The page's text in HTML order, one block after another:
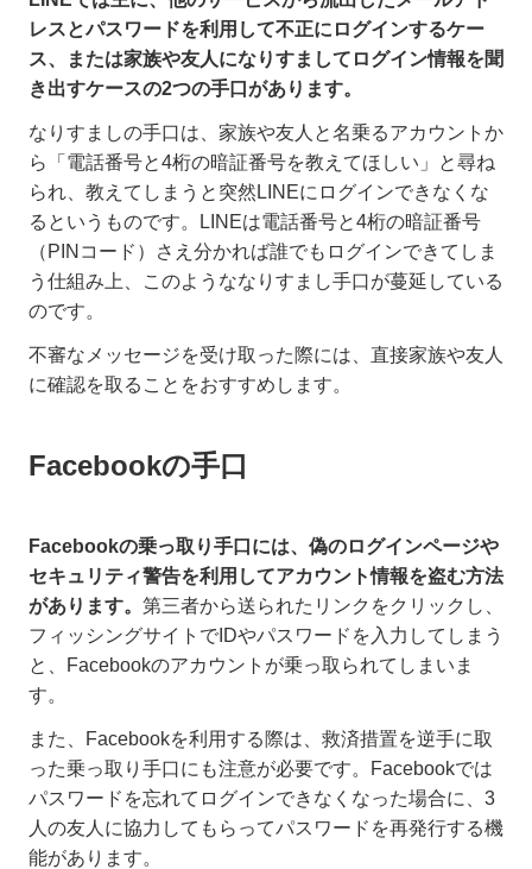
レスとパスワードを利用して不正にログインするケー
ス、または家族や友人になりすましてログイン情報を聞
き出すケースの2つの手口があります。
なりすましの手口は、家族や友人と名乗るアカウントか
ら「電話番号と4桁の暗証番号を教えてほしい」と尋ね
られ、教えてしまうと突然LINEにログインできなくな
るというものです。LINEは電話番号と4桁の暗証番号
（PINコード）さえ分かれば誰でもログインできてしま
う仕組み上、このようななりすまし手口が蔓延している
のです。
不審なメッセージを受け取った際には、直接家族や友人
に確認を取ることをおすすめします。
Facebookの手口
Facebookの乗っ取り手口には、偽のログインページや
セキュリティ警告を利用してアカウント情報を盗む方法
があります。 第三者から送られたリンクをクリックし、
フィッシングサイトでIDやパスワードを入力してしまう
と、Facebookのアカウントが乗っ取られてしまいま
す。
また、Facebookを利用する際は、救済措置を逆手に取
った乗っ取り手口にも注意が必要です。Facebookでは
パスワードを忘れてログインできなくなった場合に、3
人の友人に協力してもらってパスワードを再発行する機
能があります。